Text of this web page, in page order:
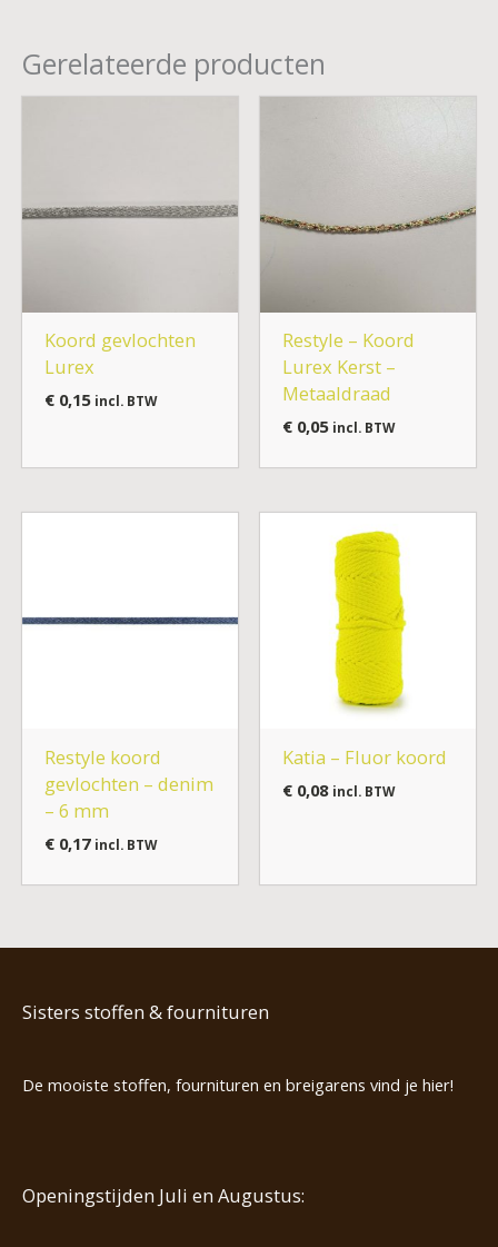
Gerelateerde producten
Koord gevlochten
Lurex
€0,15 incl. BTW
Restyle – Koord
Lurex Kerst –
Metaaldraad
€0,05 incl. BTW
Restyle koord
gevlochten – denim
– 6 mm
€0,17 incl. BTW
Katia – Fluor koord
€0,08 incl. BTW
Sisters stoffen & fournituren
De mooiste stoffen, fournituren en breigarens vind je hier!
Openingstijden Juli en Augustus: